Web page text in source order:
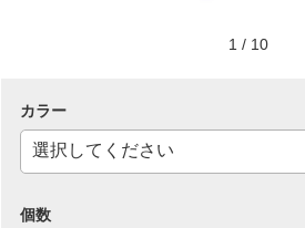
1 / 10
カラー
個数